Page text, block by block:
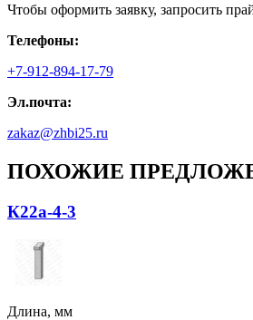
Чтобы оформить заявку, запросить
Телефоны:
+7-912-894-17-79
Эл.почта:
zakaz@zhbi25.ru
ПОХОЖИЕ
К22а-4-3
Длина, мм